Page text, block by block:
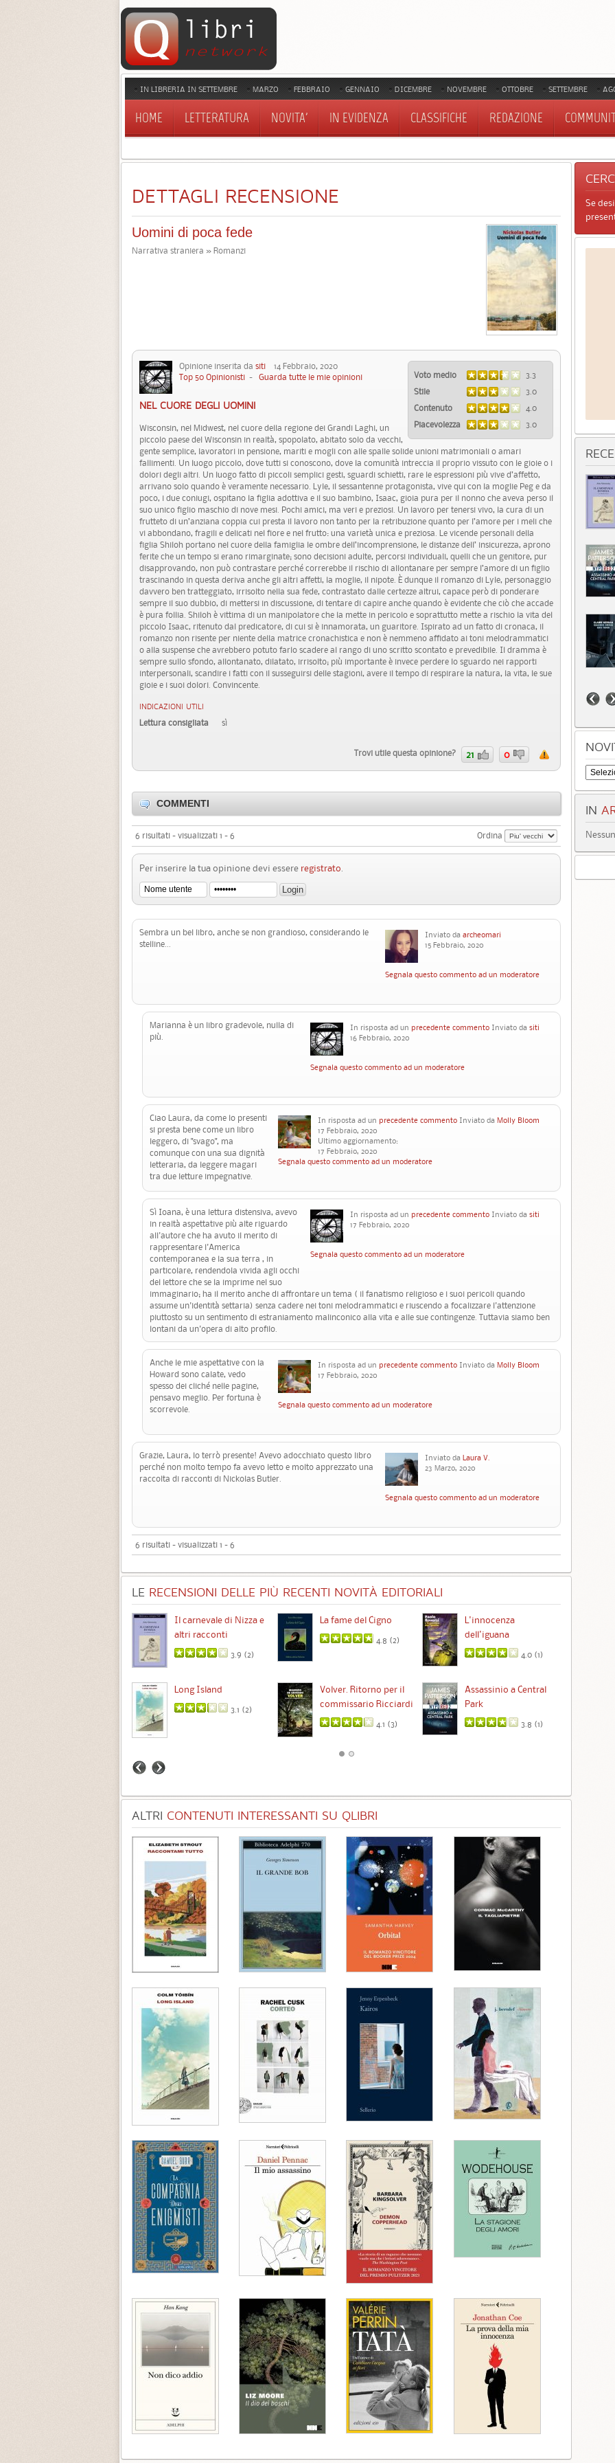
IN LIBRERIA IN SETTEMBRE MARZO FEBBRAIO GENNAIO DICEMBRE NOVEMBRE OTTOBRE SETTEMBRE
HOME LETTERATURA NOVITA' IN EVIDENZA CLASSIFICHE REDAZIONE
DETTAGLI RECENSIONE
Uomini di poca fede
Narrativa straniera » Romanzi
Voto medio
3.3
Stile
3.0
Contenuto
4.0
Piacevolezza
3.0
Opinione inserita da siti 14 Febbraio, 2020
Top 50 Opinionisti - Guarda tutte le mie opinioni
NEL CUORE DEGLI UOMINI
Wisconsin, nel Midwest, nel cuore della regione dei Grandi Laghi, un
piccolo paese del Wisconsin in realtà, spopolato, abitato solo da vecchi,
gente semplice, lavoratori in pensione, mariti e mogli con alle spalle solide unioni matrimoniali o amari
fallimenti. Un luogo piccolo, dove tutti si conoscono, dove la comunità intreccia il proprio vissuto con le gioie o i
dolori degli altri. Un luogo fatto di piccoli semplici gesti, sguardi schietti, rare le espressioni più vive d’affetto,
arrivano solo quando è veramente necessario. Lyle, il sessantenne protagonista, vive qui con la moglie Peg e da
poco, i due coniugi, ospitano la figlia adottiva e il suo bambino, Isaac, gioia pura per il nonno che aveva perso il
suo unico figlio maschio di nove mesi. Pochi amici, ma veri e preziosi. Un lavoro per tenersi vivo, la cura di un
frutteto di un’anziana coppia cui presta il lavoro non tanto per la retribuzione quanto per l’amore per i meli che
vi abbondano, fragili e delicati nel fiore e nel frutto: una varietà unica e preziosa. Le vicende personali della
figlia Shiloh portano nel cuore della famiglia le ombre dell’incomprensione, le distanze dell’ insicurezza, aprono
ferite che un tempo si erano rimarginate; sono decisioni adulte, percorsi individuali, quelli che un genitore, pur
disapprovando, non può contrastare perché correrebbe il rischio di allontanare per sempre l’amore di un figlio
trascinando in questa deriva anche gli altri affetti, la moglie, il nipote. È dunque il romanzo di Lyle, personaggio
davvero ben tratteggiato, irrisolto nella sua fede, contrastato dalle certezze altrui, capace però di ponderare
sempre il suo dubbio, di mettersi in discussione, di tentare di capire anche quando è evidente che ciò che accade
è pura follia. Shiloh è vittima di un manipolatore che la mette in pericolo e soprattutto mette a rischio la vita del
piccolo Isaac, ritenuto dal predicatore, di cui si è innamorata, un guaritore. Ispirato ad un fatto di cronaca, il
romanzo non risente per niente della matrice cronachistica e non è nemmeno affidato ai toni melodrammatici
o alla suspense che avrebbero potuto farlo scadere al rango di uno scritto scontato e prevedibile. Il dramma è
sempre sullo sfondo, allontanato, dilatato, irrisolto; più importante è invece perdere lo sguardo nei rapporti
interpersonali, scandire i fatti con il susseguirsi delle stagioni, avere il tempo di respirare la natura, la vita, le sue
gioie e i suoi dolori. Convincente.
INDICAZIONI UTILI
Lettura consigliata sì
Trovi utile questa opinione? 21 0
COMMENTI
6 risultati - visualizzati 1 - 6 Ordina
Per inserire la tua opinione devi essere registrato
Inviato daarcheomari
15 Febbraio, 2020
Segnala questo commento ad un moderatore
Sembra un bel libro, anche se non grandioso, considerando le
stelline...
In risposta ad un precedente commento Inviato dasiti
16 Febbraio, 2020
Segnala questo commento ad un moderatore
Marianna è un libro gradevole, nulla di
più.
In risposta ad un precedente commento Inviato daMolly Bloom
17 Febbraio, 2020
Ultimo aggiornamento:
17 Febbraio, 2020
Segnala questo commento ad un moderatore
Ciao Laura, da come lo presenti
si presta bene come un libro
leggero, di "svago", ma
comunque con una sua dignità
letteraria, da leggere magari
tra due letture impegnative.
In risposta ad un precedente commento Inviato dasiti
17 Febbraio, 2020
Segnala questo commento ad un moderatore
Sì Ioana, è una lettura distensiva, avevo
in realtà aspettative più alte riguardo
all'autore che ha avuto il merito di
rappresentare l'America
contemporanea e la sua terra , in
particolare, rendendola vivida agli occhi
del lettore che se la imprime nel suo
immaginario; ha il merito anche di affrontare un tema ( il fanatismo religioso e i suoi pericoli quando
assume un'identità settaria) senza cadere nei toni melodrammatici e riuscendo a focalizzare l'attenzione
piuttosto su un sentimento di estraniamento malinconico alla vita e alle sue contingenze. Tuttavia siamo ben
lontani da un'opera di alto profilo.
In risposta ad un precedente commento Inviato daMolly Bloom
17 Febbraio, 2020
Segnala questo commento ad un moderatore
Anche le mie aspettative con la
Howard sono calate, vedo
spesso dei cliché nelle pagine,
pensavo meglio. Per fortuna è
scorrevole.
Inviato daLaura V.
23 Marzo, 2020
Segnala questo commento ad un moderatore
Grazie, Laura, lo terrò presente! Avevo adocchiato questo libro
perché non molto tempo fa avevo letto e molto apprezzato una
raccolta di racconti di Nickolas Butler.
6 risultati - visualizzati 1 - 6
LE RECENSIONI DELLE PIÙ RECENTI NOVITÀ EDITORIALI
Il carnevale di Nizza e
altri racconti
3.9 (2)
La fame del Cigno
4.8 (2)
L'innocenza
dell'iguana
4.0 (1)
Long Island
3.1 (2)
Volver. Ritorno per il
commissario Ricciardi
4.1 (3)
Assassinio a Central
Park
3.8 (1)
ALTRI CONTENUTI INTERESSANTI SU QLIBRI
Se
IN